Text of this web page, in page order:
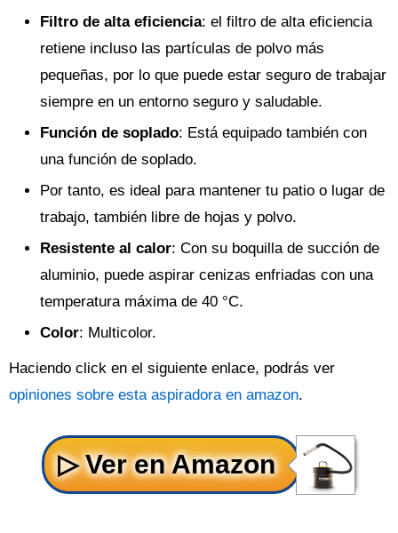
Filtro de alta eficiencia: el filtro de alta eficiencia
retiene incluso las partículas de polvo más
pequeñas, por lo que puede estar seguro de trabajar
siempre en un entorno seguro y saludable.
Función de soplado: Está equipado también con
una función de soplado.
Por tanto, es ideal para mantener tu patio o lugar de
trabajo, también libre de hojas y polvo.
Resistente al calor: Con su boquilla de succión de
aluminio, puede aspirar cenizas enfriadas con una
temperatura máxima de 40 °C.
Color: Multicolor.
Haciendo click en el siguiente enlace, podrás ver
opiniones sobre esta aspiradora en amazon.